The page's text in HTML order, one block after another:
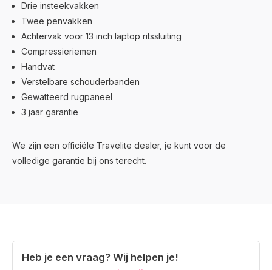
Drie insteekvakken
Twee penvakken
Achtervak voor 13 inch laptop ritssluiting
Compressieriemen
Handvat
Verstelbare schouderbanden
Gewatteerd rugpaneel
3 jaar garantie
We zijn een officiële Travelite dealer, je kunt voor de
volledige garantie bij ons terecht.
Heb je een vraag? Wij helpen je!